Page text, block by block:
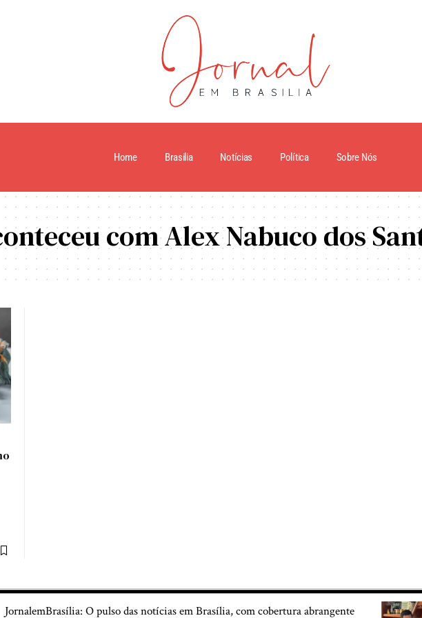
Home Brasilia Notícias Política Sobre Nós
com Alex Nabuco dos
JornalemBrasília: O pulso das notícias em Brasília, com cobertura abrangente